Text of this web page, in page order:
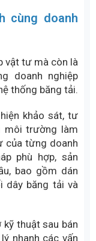
tố như nhiệt độ,
vận chuyển
sẽ giúp dây
phát sinh chi
tư
giá mua ban
thể giữa chi